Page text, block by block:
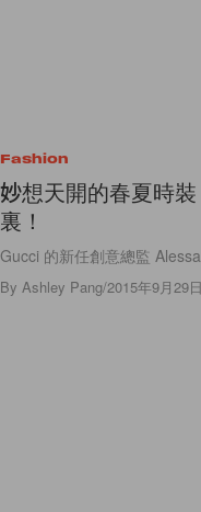
Fashion
妙想天開的春夏時
裏！
Gucci 的新任創意總監
By Ashley Pang/2015年9月29日